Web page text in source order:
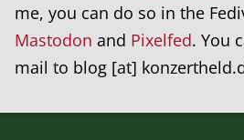
me, you can do so in the
Mastodon and Pixelfed. You
mail to blog [at]